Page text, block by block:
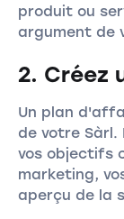
produit ou
argument de
2. Créez
Un plan
de votre Sàrl.
vos objectifs
marketing,
aperçu de la